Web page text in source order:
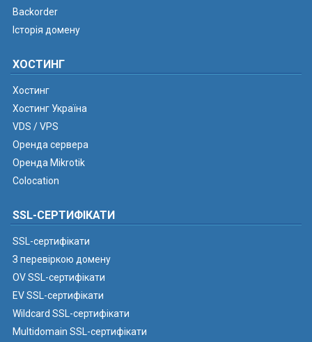
Backorder
Історія домену
ХОСТИНГ
Хостинг
Хостинг Україна
VDS / VPS
Оренда сервера
Оренда Mikrotik
Colocation
SSL-СЕРТИФІКАТИ
SSL-сертифікати
З перевіркою домену
OV SSL-сертифікати
EV SSL-сертифікати
Wildcard SSL-сертифікати
Multidomain SSL-сертифікати